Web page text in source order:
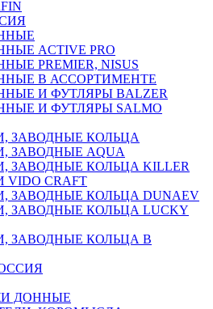
ACTIVE PRO
PREMIER, NISUS
В АССОРТИМЕНТЕ
И ФУТЛЯРЫ BALZER
И ФУТЛЯРЫ SALMO
ЗАВОДНЫЕ КОЛЬЦА
ЗАВОДНЫЕ AQUA
ЗАВОДНЫЕ КОЛЬЦА KILLER
CRAFT
ЗАВОДНЫЕ КОЛЬЦА DUNAEV
ЗАВОДНЫЕ КОЛЬЦА LUCKY
ЗАВОДНЫЕ КОЛЬЦА В
ДОННЫЕ